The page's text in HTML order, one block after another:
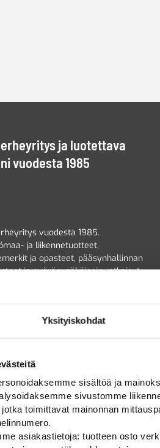
Yksityiskohdat
sisältöä ja
sivustomme
toimittavat mainonnan
asiakastietoja: tuotteen osto
ja luotettava
vuodesta 1985
vuodesta 1985.
ja liikennetuotteet,
ja opasteet, pääsynhallinnan
ja pyöräpysäköinnin ratkaisut
Voit tutustua
verkkokaupassamme!